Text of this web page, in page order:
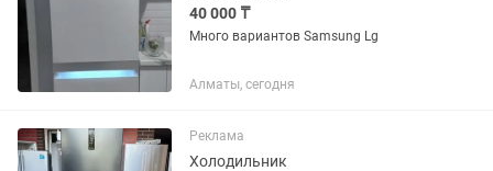
40 000 ₸
Много вариантов Samsung Lg
Алматы, сегодня
Реклама
Холодильник